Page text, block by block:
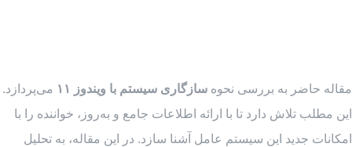
مقاله حاضر به بررسی نحوه سازگاری سیستم‌ با ویندوز ۱۱
می‌پردازد.
این مطلب تلاش دارد تا با ارائه اطلاعات جامع و به‌روز، خواننده را با
امکانات جدید این سیستم عامل آشنا سازد. در این مقاله، به تحلیل